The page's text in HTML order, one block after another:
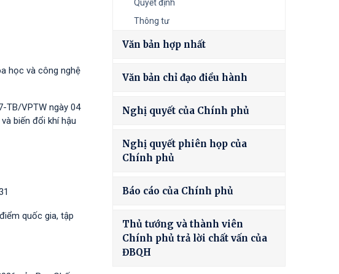
học và công nghệ
TB/VPTW ngày 04
biến đổi khí hậu
quốc gia, tập
Quyết định
Thông tư
Văn bản hợp nhất
Văn bản chỉ đạo điều hành
Nghị quyết của Chính phủ
Nghị quyết phiên họp của
Chính phủ
Báo cáo của Chính phủ
Thủ tướng và thành viên
Chính phủ trả lời chất vấn của
ĐBQH